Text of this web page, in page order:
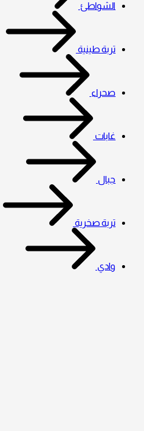
الشواطئ
تربة طينية
صحراء
غابات
جبال
تربة صخرية
وادي